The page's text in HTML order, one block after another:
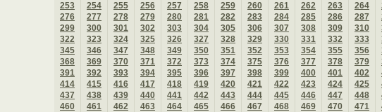
253
254 255 256 257 258 259 260 261 262 263 264
276
277 278 279 280 281 282 283 284 285 286 287
299
300 301 302 303 304 305 306 307 308 309 310
322
323 324 325 326 327 328 329 330 331 332 333
345
346 347 348 349 350 351 352 353 354 355 356
368
369 370 371 372 373 374 375 376 377 378 379
391
392 393 394 395 396 397 398 399 400 401 402
414
415 416 417 418 419 420 421 422 423 424 425
437
438 439 440 441 442 443 444 445 446 447 448
460
461 462 463 464 465 466 467 468 469 470 471